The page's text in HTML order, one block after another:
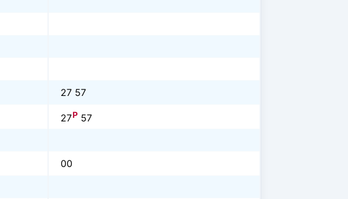
27 57
27P 57
00